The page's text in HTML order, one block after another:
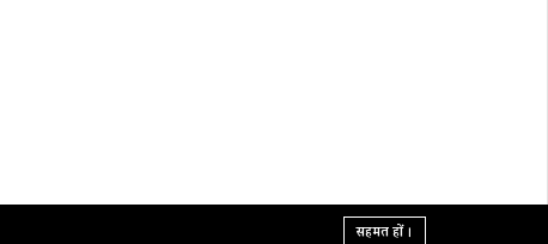
सहमत हों ।